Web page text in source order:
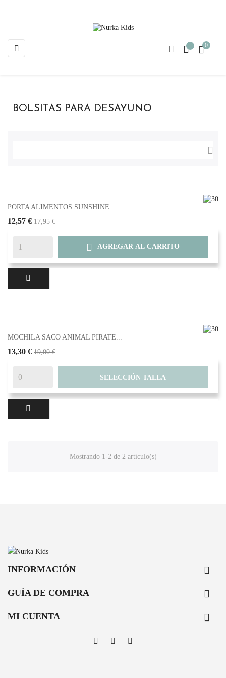
Navegación
de
☰ 0
BOLSITAS PARA DESAYUNO

PORTA ALIMENTOS SUNSHINE...
12,57 € 17,95 €
 AGREGAR AL CARRITO
MOCHILA SACO ANIMAL PIRATE...
13,30 € 19,00 €
SELECCIÓN TALLA
Mostrando 1-2 de 2 artículo(s)
INFORMACIÓN 
GUÍA DE COMPRA 
MI CUENTA 